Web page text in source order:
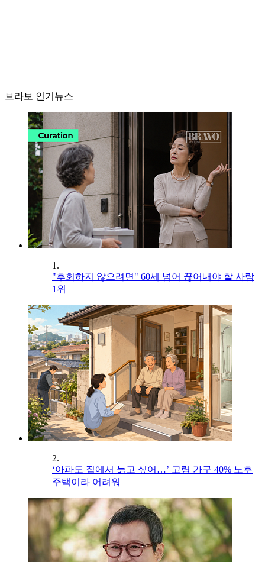
브라보 인기뉴스
1.
"후회하지 않으려면" 60세 넘어 끊어내야 할 사람
1위
2.
‘아파도 집에서 늙고 싶어…’ 고령 가구 40% 노후
주택이라 어려워